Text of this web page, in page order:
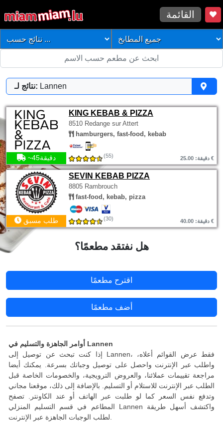
القائمة
نتائج لـ: Lannen
KING KEBAB & PIZZA
8510 Redange sur Attert
hamburgers, fast-food, kebab
~45دقيقة (55) دقيقة: 25.00 €
SEVIN KEBAB PIZZA
8805 Rambrouch
fast-food, kebab, pizza
طلب مسبق (30) دقيقة: 40.00 €
هل نفتقد مطعمًا؟
اقترح مطعمًا
أضف مطعمًا
أوامر الجاهزة والتسليم في Lannen
إذا كنت تبحث عن توصيل إلى Lannen، فقط عرض القوائم أعلاه،
واطلب عبر الإنترنت واحصل على توصيل وجباتك بسرعة. يمكنك أيضا
مراجعة تقييمات عملائنا، والعروض الترويجية، والخصومات الخاصة قبل
الطلب عبر الإنترنت للاستلام أو التسليم. بالإضافة إلى ذلك، موقعنا مجاني
وتدفع نفس السعر كما لو طلبت عبر الهاتف أو عند الكاونتر. تصفح
المطاعم في قسم التسليم المنزلي Lannen واكتشف أسهل طريقة